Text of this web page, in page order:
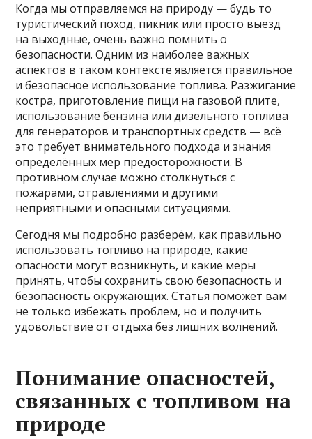
Когда мы отправляемся на природу — будь то
туристический поход, пикник или просто выезд
на выходные, очень важно помнить о
безопасности. Одним из наиболее важных
аспектов в таком контексте является правильное
и безопасное использование топлива. Разжигание
костра, приготовление пищи на газовой плите,
использование бензина или дизельного топлива
для генераторов и транспортных средств — всё
это требует внимательного подхода и знания
определённых мер предосторожности. В
противном случае можно столкнуться с
пожарами, отравлениями и другими
неприятными и опасными ситуациями.
Сегодня мы подробно разберём, как правильно
использовать топливо на природе, какие
опасности могут возникнуть, и какие меры
принять, чтобы сохранить свою безопасность и
безопасность окружающих. Статья поможет вам
не только избежать проблем, но и получить
удовольствие от отдыха без лишних волнений.
Понимание опасностей,
связанных с топливом на
природе